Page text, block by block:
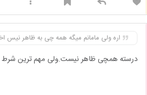
اره ولی مامانم میگه همه چی به ظاهر نیس
درسته همچی ظاهر نیست.ولی مهم ترین شرط